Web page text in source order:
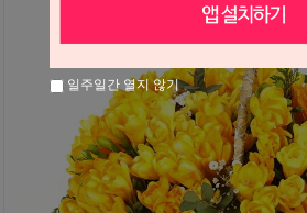
일주일간 열지 않기